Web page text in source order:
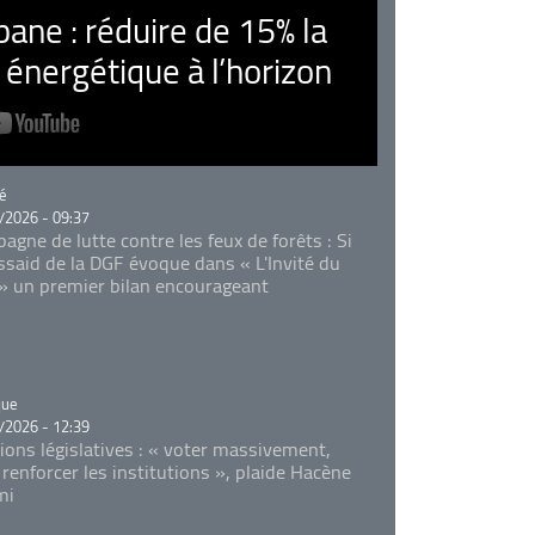
: réduire de 15% la
à l’horizon
- 09:37
de lutte contre les feux de forêts : Si
de la DGF évoque dans « L'Invité du
un premier bilan encourageant
- 12:39
législatives : « voter massivement,
les institutions », plaide Hacène